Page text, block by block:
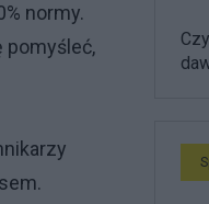
normy.
pomyśleć,